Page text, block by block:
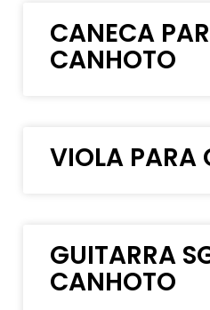
CANECA
CANHOTO
VIOLA PARA
GUITARRA
CANHOTO